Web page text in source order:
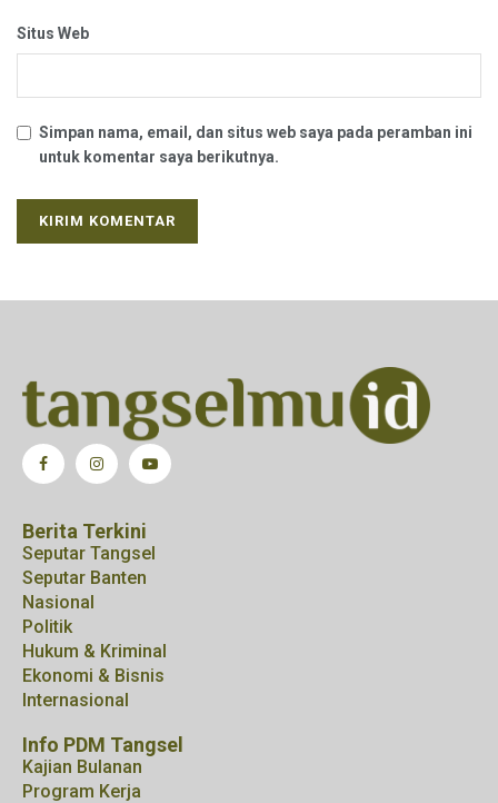
Situs Web
Simpan nama, email, dan situs web saya pada peramban ini
untuk komentar saya berikutnya.
Berita Terkini
Seputar Tangsel
Seputar Banten
Nasional
Politik
Hukum & Kriminal
Ekonomi & Bisnis
Internasional
Info PDM Tangsel
Kajian Bulanan
Program Kerja